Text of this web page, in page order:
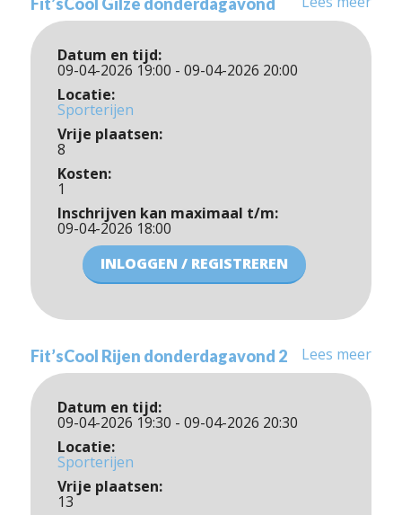
Datum en tijd:
09-04-2026 19:00 - 09-04-2026 20:00
Locatie:
Sporterijen
Vrije plaatsen:
8
Kosten:
1
Inschrijven kan maximaal t/m:
09-04-2026 18:00
INLOGGEN / REGISTREREN
Fit’sCool Rijen donderdagavond 2 Lees meer
Datum en tijd:
09-04-2026 19:30 - 09-04-2026 20:30
Locatie:
Sporterijen
Vrije plaatsen:
13